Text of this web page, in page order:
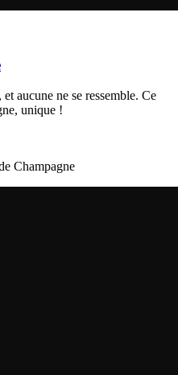
aucune ne se ressemble. Ce
unique !